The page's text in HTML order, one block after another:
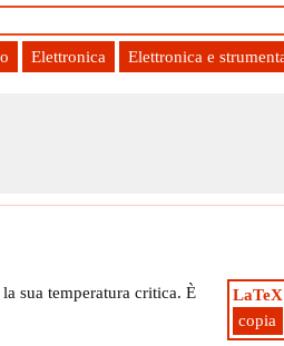
Elettronica Elettronica e
LaTeX
copia
sua temperatura critica. È